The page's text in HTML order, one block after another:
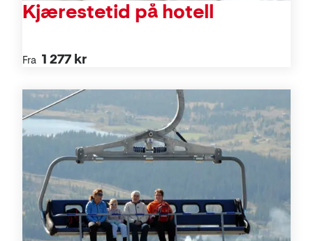
Kjærestetid på hotell
Fra 1 277 kr